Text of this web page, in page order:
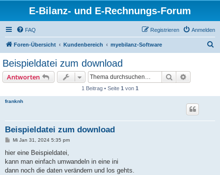
E-Bilanz- und E-Rechnungs-Forum
FAQ Anmelden
Registrieren
Foren-Übersicht Kundenbereich myebilanz-Software
Beispieldatei zum download
Antworten Suche
1 Beitrag • Seite 1 von 1
franknh
Beispieldatei zum download
B
i
r
a
Mi Jan 31, 2024 5:35 pm
hier eine Beispieldatei,
kann man einfach umwandeln in eine ini
dann noch die daten verändern und los gehts.